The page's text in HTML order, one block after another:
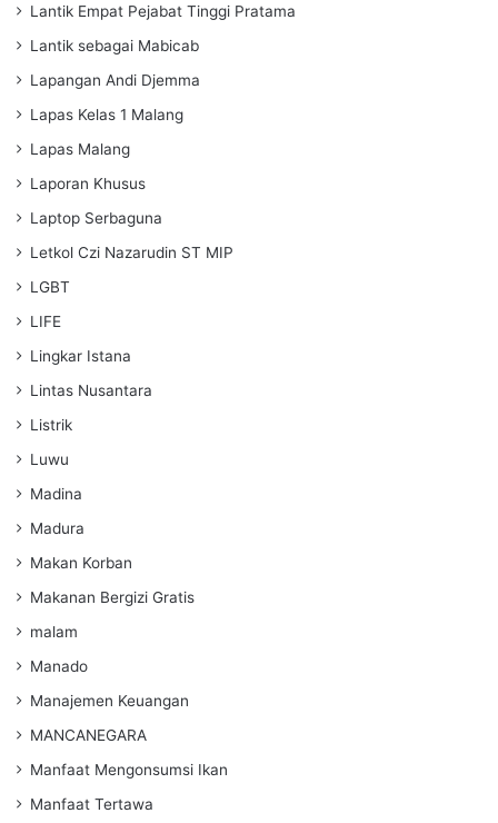
Lantik Empat Pejabat Tinggi Pratama
Lantik sebagai Mabicab
Lapangan Andi Djemma
Lapas Kelas 1 Malang
Lapas Malang
Laporan Khusus
Laptop Serbaguna
Letkol Czi Nazarudin ST MIP
LGBT
LIFE
Lingkar Istana
Lintas Nusantara
Listrik
Luwu
Madina
Madura
Makan Korban
Makanan Bergizi Gratis
malam
Manado
Manajemen Keuangan
MANCANEGARA
Manfaat Mengonsumsi Ikan
Manfaat Tertawa